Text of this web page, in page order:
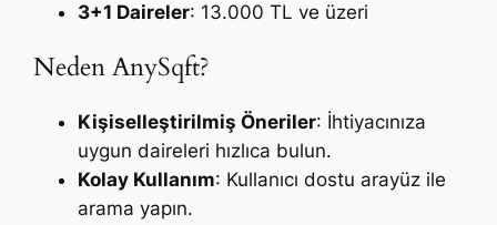
3+1 Daireler: 13.000 TL ve üzeri
Neden AnySqft?
Kişiselleştirilmiş Öneriler: İhtiyacınıza
uygun daireleri hızlıca bulun.
Kolay Kullanım: Kullanıcı dostu arayüz ile
arama yapın.